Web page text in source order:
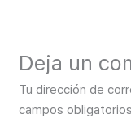
Deja un
Tu dirección de
campos